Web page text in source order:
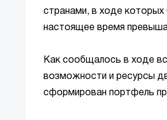
странами, в ходе
настоящее время
Как сообщалось в ходе
возможности и ресурсы
сформирован портфель